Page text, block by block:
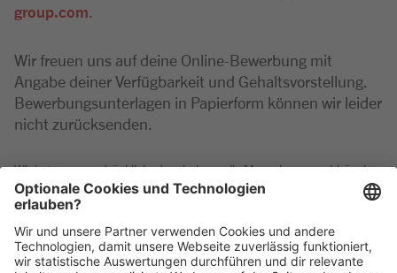
group.com
Wir freuen uns auf deine Online-Bewerbung mit
Angabe deiner Verfügbarkeit und Gehaltsvorstellung.
Bewerbungsunterlagen in Papierform können wir leider
nicht zurücksenden.
Wir betonen ausdrücklich, dass bei uns alle Menschen - unabhängig
von Geschlecht/geschlechtlicher Identität, ethnischer Herkunft und
Nationalität, sozialer Herkunft, Religion/Weltanschauung, körperlicher
weiterer individueller Merkmale - gleichermaßen willkommen sind.